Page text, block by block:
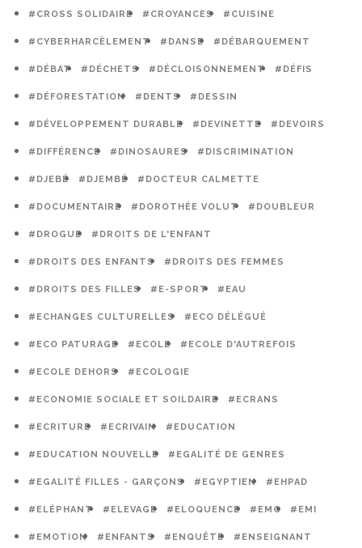
#CROSS SOLIDAIRE #CROYANCES #CUISINE
#CYBERHARCÈLEMENT #DANSE #DÉBARQUEMENT
#DÉBAT #DÉCHETS #DÉCLOISONNEMENT #DÉFIS
#DÉFORESTATION #DENTS #DESSIN
#DÉVELOPPEMENT DURABLE #DEVINETTE #DEVOIRS
#DIFFÉRENCE #DINOSAURES #DISCRIMINATION
#DJEBÉ #DJEMBÉ #DOCTEUR CALMETTE
#DOCUMENTAIRE #DOROTHÉE VOLUT #DOUBLEUR
#DROGUE #DROITS DE L'ENFANT
#DROITS DES ENFANTS #DROITS DES FEMMES
#DROITS DES FILLES #E-SPORT #EAU
#ECHANGES CULTURELLES #ECO DÉLÉGUÉ
#ECO PATURAGE #ECOLE #ECOLE D'AUTREFOIS
#ECOLE DEHORS #ECOLOGIE
#ECONOMIE SOCIALE ET SOILDAIRE #ECRANS
#ECRITURE #ECRIVAIN #EDUCATION
#EDUCATION NOUVELLE #EGALITÉ DE GENRES
#EGALITÉ FILLES - GARÇONS #EGYPTIEN #EHPAD
#ELÉPHANT #ELEVAGE #ELOQUENCE #EMC #EMI
#EMOTION #ENFANTS #ENQUÊTE #ENSEIGNANT